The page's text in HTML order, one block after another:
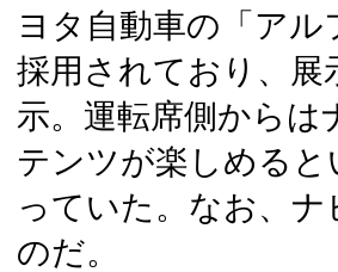
ヨタ自動車の「ア
採用されており、
示。運転席側からは
テンツが楽しめる
っていた。なお、
のだ。